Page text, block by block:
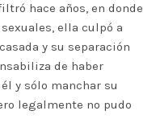
hace años, en donde
ella culpó a
y su separación
de haber
y sólo manchar su
legalmente no pudo